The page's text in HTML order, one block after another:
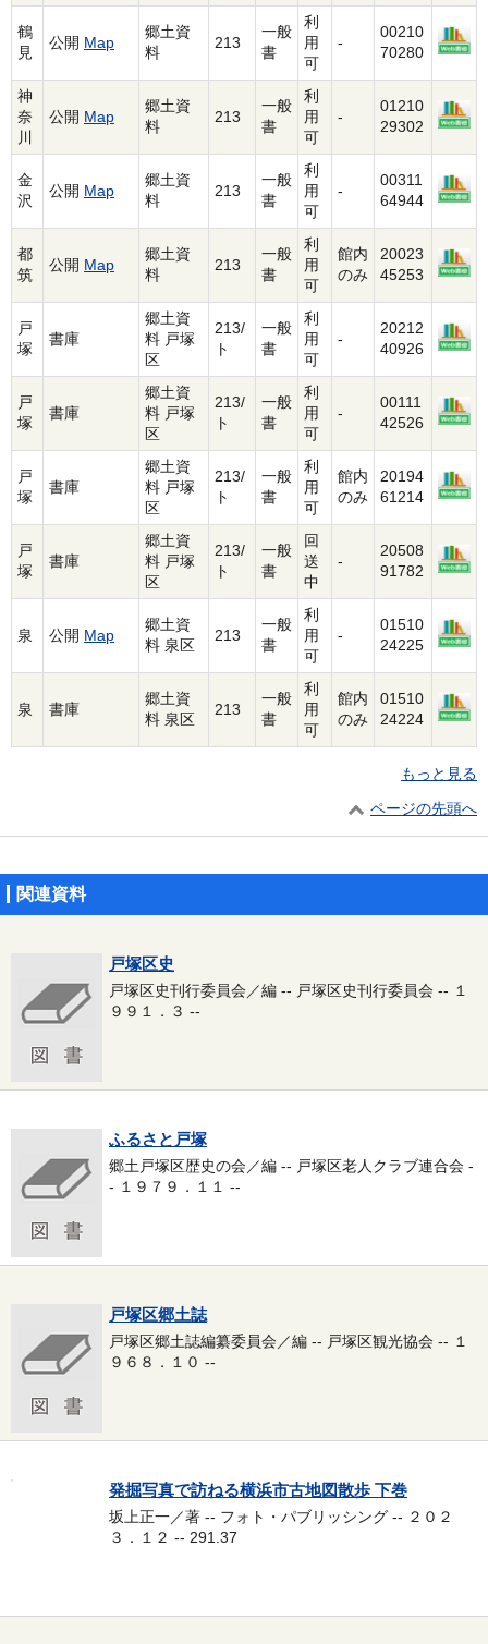
鶴
見
公開 Map
郷土資
料
213
一般
書
利
用
可
-
00210
70280
神
奈
川
公開 Map
郷土資
料
213
一般
書
利
用
可
-
01210
29302
金
沢
公開 Map
郷土資
料
213
一般
書
利
用
可
-
00311
64944
都
筑
公開 Map
郷土資
料
213
一般
書
利
用
可
館内
のみ
20023
45253
戸
塚
書庫
郷土資
料 戸塚
区
213/
ト
一般
書
利
用
可
-
20212
40926
戸
塚
書庫
郷土資
料 戸塚
区
213/
ト
一般
書
利
用
可
-
00111
42526
戸
塚
書庫
郷土資
料 戸塚
区
213/
ト
一般
書
利
用
可
館内
のみ
20194
61214
戸
塚
書庫
郷土資
料 戸塚
区
213/
ト
一般
書
回
送
中
-
20508
91782
泉 公開 Map
郷土資
料 泉区
213
一般
書
利
用
可
-
01510
24225
泉 書庫
郷土資
料 泉区
213
一般
書
利
用
可
館内
のみ
01510
24224
もっと見る
ページの先頭へ
関連資料
戸塚区史
戸塚区史刊行委員会／編 -- 戸塚区史刊行委員会 -- １
９９１．３ --
ふるさと戸塚
郷土戸塚区歴史の会／編 -- 戸塚区老人クラブ連合会 -
- １９７９．１１ --
戸塚区郷土誌
戸塚区郷土誌編纂委員会／編 -- 戸塚区観光協会 -- １
９６８．１０ --
発掘写真で訪ねる横浜市古地図散歩 下巻
坂上正一／著 -- フォト・パブリッシング -- ２０２
３．１２ -- 291.37